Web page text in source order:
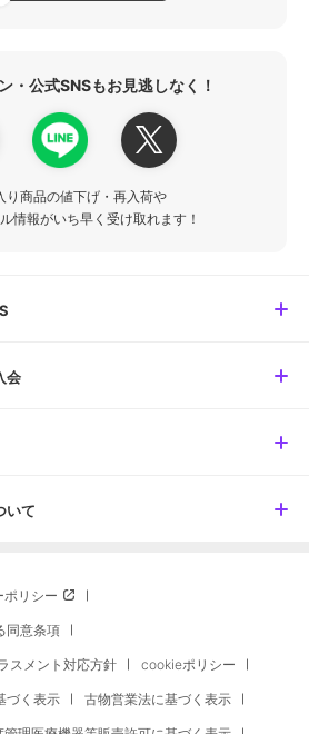
・公式SNSもお見逃しなく！
り商品の値下げ・再入荷や
情報がいち早く受け取れます！
会
いて
ポリシー
同意条項
スメント対応方針 cookieポリシー
づく表示 古物営業法に基づく表示